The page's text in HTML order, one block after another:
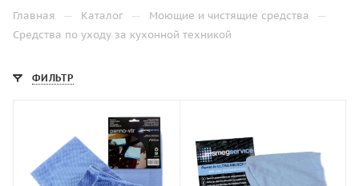
Главная — Каталог — Моющие и чистящие средства —
Средства по уходу за кухонной техникой
ФИЛЬТР